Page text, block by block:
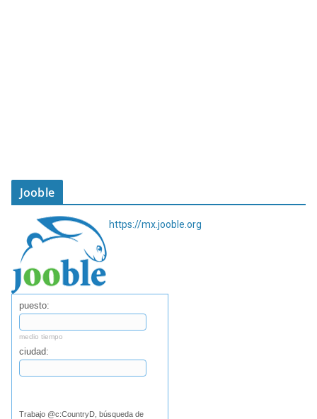
Jooble
https://mx.jooble.org
puesto:
medio tiempo
ciudad:
Trabajo @c:CountryD, búsqueda de